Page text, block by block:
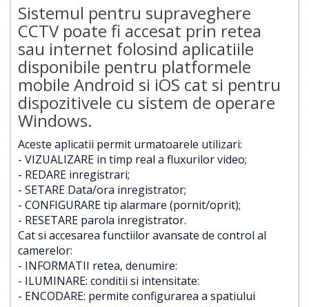
Sistemul pentru supraveghere
CCTV poate fi accesat prin retea
sau internet folosind aplicatiile
disponibile pentru platformele
mobile Android si iOS cat si pentru
dispozitivele cu sistem de operare
Windows.
Aceste aplicatii permit urmatoarele utilizari:
- VIZUALIZARE in timp real a fluxurilor video;
- REDARE inregistrari;
- SETARE Data/ora inregistrator;
- CONFIGURARE tip alarmare (pornit/oprit);
- RESETARE parola inregistrator.
Cat si accesarea functiilor avansate de control al
camerelor:
- INFORMATII retea, denumire:
- ILUMINARE: conditii si intensitate:
- ENCODARE: permite configurarea a spatiului